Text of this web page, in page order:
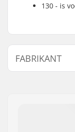
130 - is
FABRIKANT